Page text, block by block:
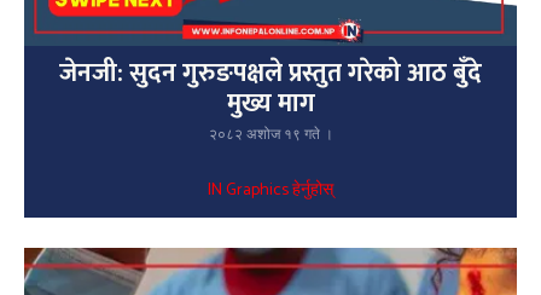
जेनजी: सुदन गुरुङपक्षले प्रस्तुत गरेको आठ बुँदे
मुख्य माग
२०८२ अशोज १९ गते ।
IN Graphics हेर्नुहोस्